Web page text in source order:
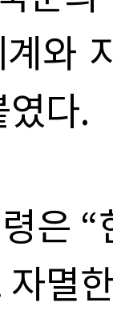
와
다.
은
멸